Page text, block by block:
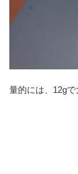
量的には、12g